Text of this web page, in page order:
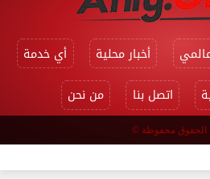
أخبار محلية
أي خدمة
اتصل بنا من نحن
الحقوق محفوظة ©